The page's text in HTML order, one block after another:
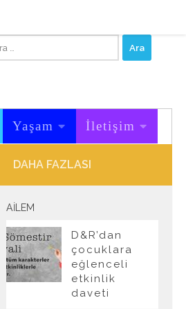
Yaşam İletişim
DAHA FAZLASI
AILEM
D&R’dan
çocuklara
eğlenceli
etkinlik
daveti